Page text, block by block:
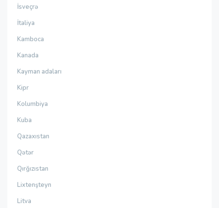
İsveçrə
İtaliya
Kamboca
Kanada
Kayman adaları
Kipr
Kolumbiya
Kuba
Qazaxıstan
Qətər
Qırğızıstan
Lixtenşteyn
Litva